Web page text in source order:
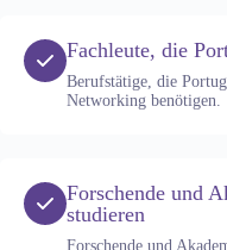
Fachleute, die
Berufstätige, die
Networking benötigen.
Forschende und
studieren
Forschende und